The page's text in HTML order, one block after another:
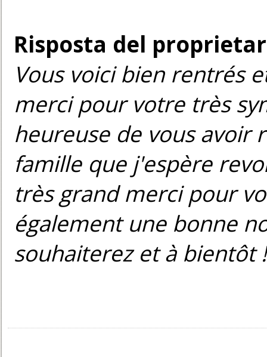
Risposta del
Vous voici bien rentrés
merci pour votre très
heureuse de vous avoir
famille que j'espère
très grand merci pour
également une bonne
souhaiterez et à bientôt